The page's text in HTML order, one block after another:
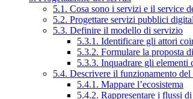
5.1. Cosa sono i servizi e il service
5.2. Progettare servizi pubblici
5.3. Definire il modello di servizio
5.3.1. Identificare gli attori
5.3.2. Formulare la proposta
5.3.3. Inquadrare gli elementi
5.4. Descrivere il funzionamento
5.4.1. Mappare l’ecosistema
5.4.2. Rappresentare i flussi